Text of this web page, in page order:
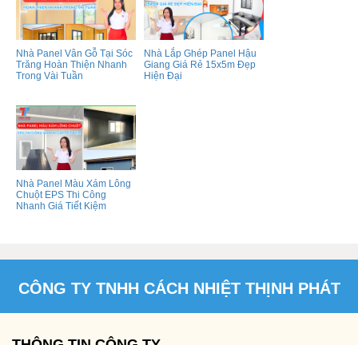
Nhà Panel Vân Gỗ Tại Sóc
Trăng Hoàn Thiện Nhanh
Trong Vài Tuần
Nhà Lắp Ghép Panel Hậu
Giang Giá Rẻ 15x5m Đẹp
Hiện Đại
Nhà Panel Màu Xám Lông
Chuột EPS Thi Công
Nhanh Giá Tiết Kiệm
CÔNG TY TNHH CÁCH NHIỆT THỊNH PHÁT